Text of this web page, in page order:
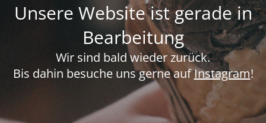
Unsere Website ist gerade in
Bearbeitung
Wir sind bald wieder zurück.
Bis dahin besuche uns gerne aufInstagram!